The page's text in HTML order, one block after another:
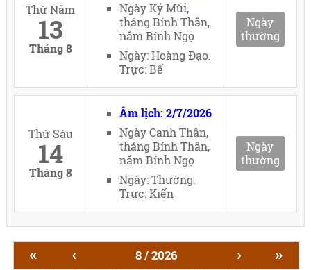
Thứ Năm
13
Tháng 8
Ngày Kỷ Mùi,
tháng Bính Thân,
năm Bính Ngọ
Ngày: Hoàng Đạo.
Trực: Bế
Ngày
thường
Thứ Sáu
14
Tháng 8
Âm lịch: 2/7/2026
Ngày Canh Thân,
tháng Bính Thân,
năm Bính Ngọ
Ngày: Thường.
Trực: Kiến
Ngày
thường
« ‹ 8 / 2026 › »